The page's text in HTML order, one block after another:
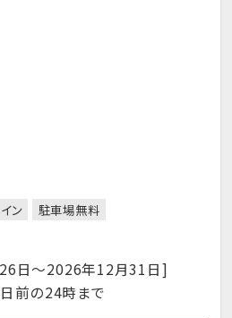
ン
駐車場無料
日～2026年12月31日]
前の24時まで